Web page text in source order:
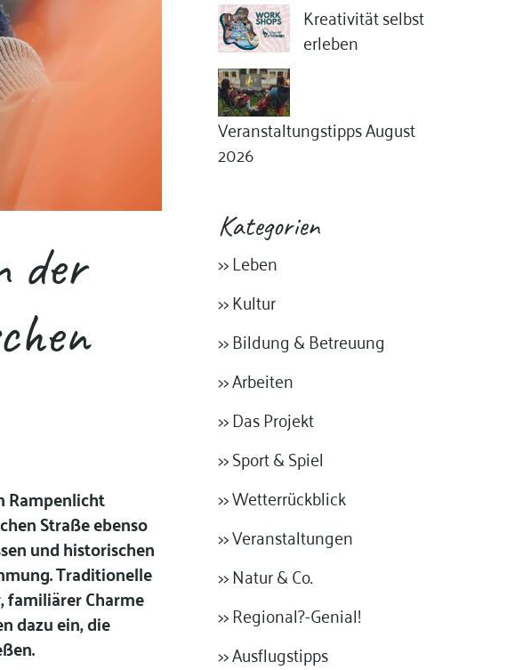
der
Rampenlicht
Straße ebenso
und historischen
Traditionelle
familiärer Charme
dazu ein, die
Kreativität selbst
erleben
Veranstaltungstipps August
2026
Kategorien
>> Leben
>> Kultur
>> Bildung & Betreuung
>> Arbeiten
>> Das Projekt
>> Sport & Spiel
>> Wetterrückblick
>> Veranstaltungen
>> Natur & Co.
>> Regional?-Genial!
>> Ausflugstipps